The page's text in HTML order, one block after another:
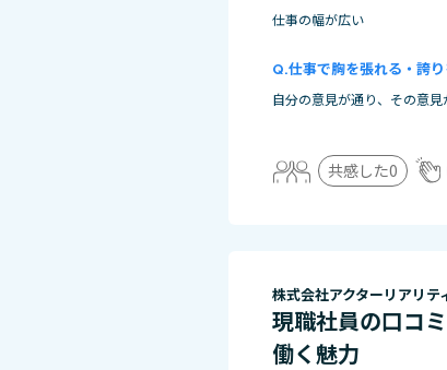
仕事の幅が広い
仕事で胸を張れる・誇
自分の意見が通り、その意
共感した0
株式会社アクターリアリテ
現職社員の口コ
働く魅力